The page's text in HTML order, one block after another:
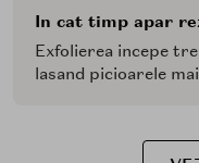
In cat timp apar
Exfolierea incepe
lasand picioarele